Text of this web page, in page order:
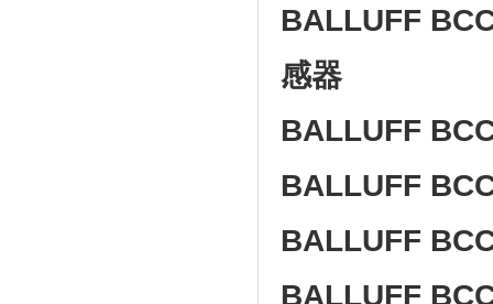
BALLUFF
感器
BALLUFF
BALLUFF
BALLUFF
BALLUFF